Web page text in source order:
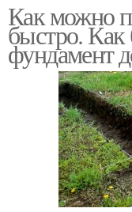
Как можно
быстро. Как
фундамент